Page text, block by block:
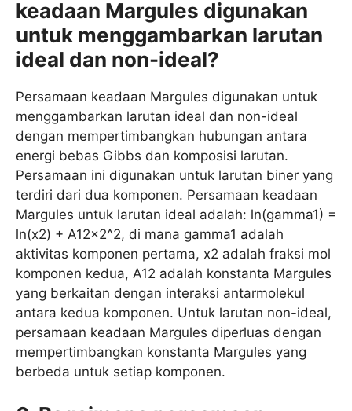
keadaan Margules digunakan
untuk menggambarkan larutan
ideal dan non-ideal?
Persamaan keadaan Margules digunakan untuk
menggambarkan larutan ideal dan non-ideal
dengan mempertimbangkan hubungan antara
energi bebas Gibbs dan komposisi larutan.
Persamaan ini digunakan untuk larutan biner yang
terdiri dari dua komponen. Persamaan keadaan
Margules untuk larutan ideal adalah: ln(gamma1) =
ln(x2) + A12x2^2, di mana gamma1 adalah
aktivitas komponen pertama, x2 adalah fraksi mol
komponen kedua, A12 adalah konstanta Margules
yang berkaitan dengan interaksi antarmolekul
antara kedua komponen. Untuk larutan non-ideal,
persamaan keadaan Margules diperluas dengan
mempertimbangkan konstanta Margules yang
berbeda untuk setiap komponen.